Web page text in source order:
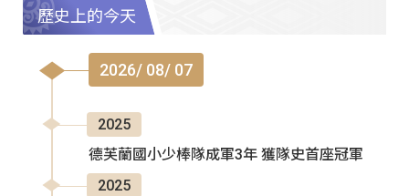
歷史上的今天
2026/ 08/ 07
2025
德芙蘭國小少棒隊成軍3年 獲隊史首座冠軍
2025